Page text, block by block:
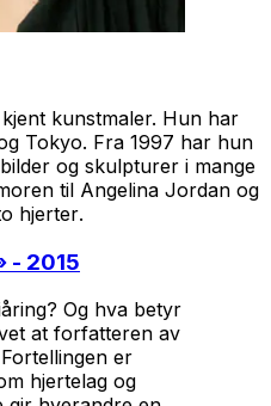
kunstmaler. Hun har
Tokyo. Fra 1997 har hun
og skulpturer i mange
til Angelina Jordan og
hjerter.
- 2015
Og hva betyr
at forfatteren av
er
hjertelag og